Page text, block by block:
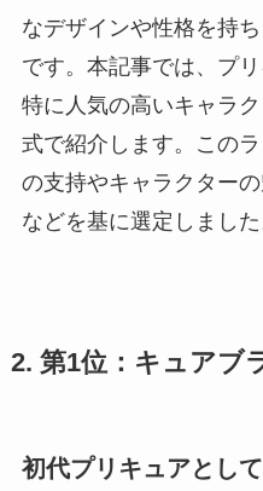
なデザインや性格を持
です。本記事では、プ
特に人気の高いキャラ
式で紹介します。この
の支持やキャラクター
などを基に選定しました
2. 第1位：キュアブ
初代プリキュアとし